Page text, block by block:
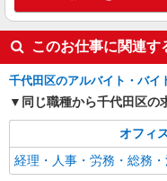
このお仕事に関連す
千代田区のアルバイト・バイ
同じ職種から千代田区の
オフィ
経理・人事・労務・総務